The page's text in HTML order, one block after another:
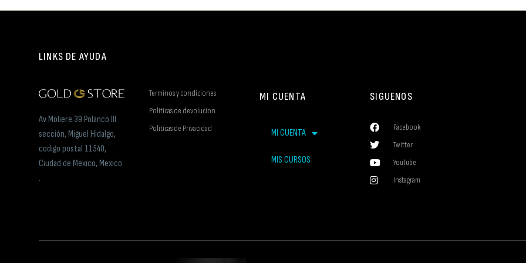
LINKS DE AYUDA
Av Moliere 39 Polanco III
sección, Miguel Hidalgo,
codigo postal 11540,
Ciudad de Mexico, Mexico
.
Terminos y condiciones
Politicas de devolucion
Politicas de Privacidad
MI CUENTA
MI CUENTA
MIS CURSOS
SIGUENOS
Facebook
Twitter
YouTube
Instagram